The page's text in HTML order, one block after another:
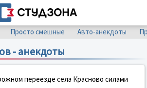
Просто смешные Авто-анекдоты
- анекдоты
пеpеезде села Кpасново силами